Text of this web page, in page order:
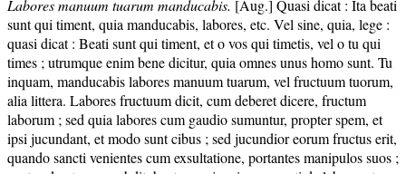
Labores manuum tuarum manducabis. [Aug.] Quasi dicat : Ita beati
sunt qui timent, quia manducabis, labores, etc. Vel sine, quia, lege :
quasi dicat : Beati sunt qui timent, et o vos qui timetis, vel o tu qui
times ; utrumque enim bene dicitur, quia omnes unus homo sunt. Tu
inquam, manducabis labores manuum tuarum, vel fructuum tuorum,
alia littera. Labores fructuum dicit, cum deberet dicere, fructum
laborum ; sed quia labores cum gaudio sumuntur, propter spem, et
ipsi jucundant, et modo sunt cibus ; sed jucundior eorum fructus erit,
quando sancti venientes cum exsultatione, portantes manipulos suos ;